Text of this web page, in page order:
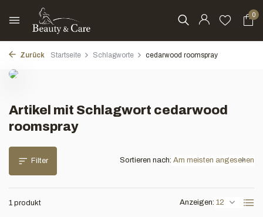
0
Zurück Startseite Schlagworte cedarwood roomspray
Artikel mit Schlagwort cedarwood
roomspray
Filter
1 produkt Anzeigen:
Sortieren nach: